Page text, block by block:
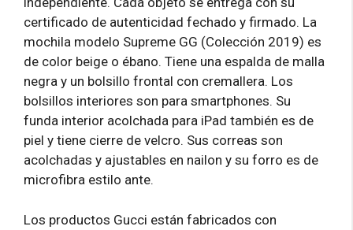
certificado de autenticidad fechado y firmado. La
mochila modelo Supreme GG (Colección 2019) es
de color beige o ébano. Tiene una espalda de malla
negra y un bolsillo frontal con cremallera. Los
bolsillos interiores son para smartphones. Su
funda interior acolchada para iPad también es de
piel y tiene cierre de velcro. Sus correas son
acolchadas y ajustables en nailon y su forro es de
microfibra estilo ante.
Los productos Gucci están fabricados con